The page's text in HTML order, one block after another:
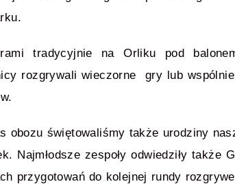
tradycyjnie na Orliku pod
rozgrywali wieczorne gry lub
obozu świętowaliśmy także urodziny
Najmłodsze zespoły odwiedziły także
przygotowań do kolejnej rundy